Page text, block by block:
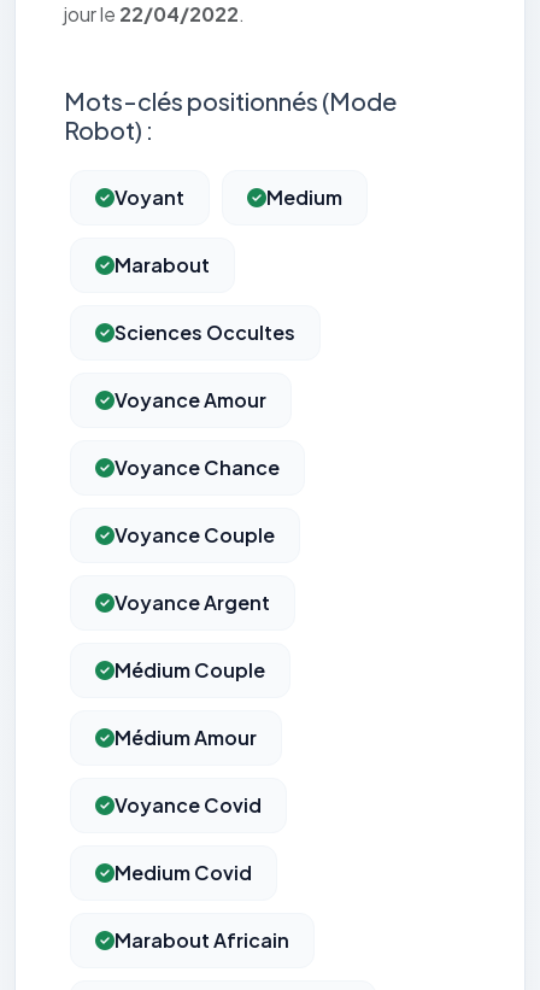
jour le 22/04/2022.
Mots-clés positionnés (Mode
Robot) :
Voyant Medium
Marabout
Sciences Occultes
Voyance Amour
Voyance Chance
Voyance Couple
Voyance Argent
Médium Couple
Médium Amour
Voyance Covid
Medium Covid
Marabout Africain